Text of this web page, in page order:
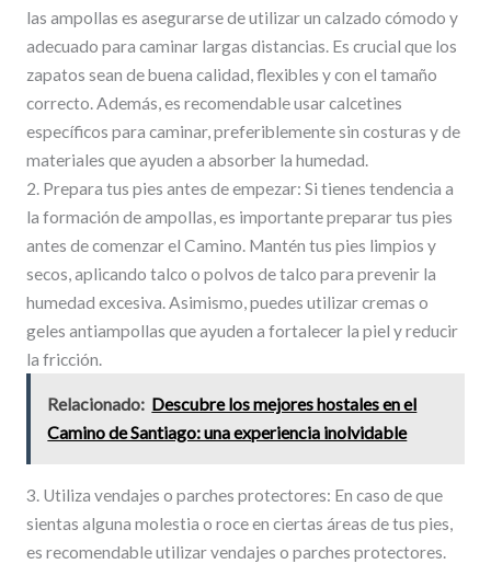
las ampollas es asegurarse de utilizar un calzado cómodo y
adecuado para caminar largas distancias. Es crucial que los
zapatos sean de buena calidad, flexibles y con el tamaño
correcto. Además, es recomendable usar calcetines
específicos para caminar, preferiblemente sin costuras y de
materiales que ayuden a absorber la humedad.
2. Prepara tus pies antes de empezar: Si tienes tendencia a
la formación de ampollas, es importante preparar tus pies
antes de comenzar el Camino. Mantén tus pies limpios y
secos, aplicando talco o polvos de talco para prevenir la
humedad excesiva. Asimismo, puedes utilizar cremas o
geles antiampollas que ayuden a fortalecer la piel y reducir
la fricción.
Relacionado: Descubre los mejores hostales en el
Camino de Santiago: una experiencia inolvidable
3. Utiliza vendajes o parches protectores: En caso de que
sientas alguna molestia o roce en ciertas áreas de tus pies,
es recomendable utilizar vendajes o parches protectores.